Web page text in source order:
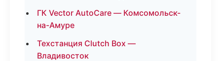
ГК Vector AutoCare — Комсомольск-
на-Амуре
Техстанция Clutch Box —
Владивосток